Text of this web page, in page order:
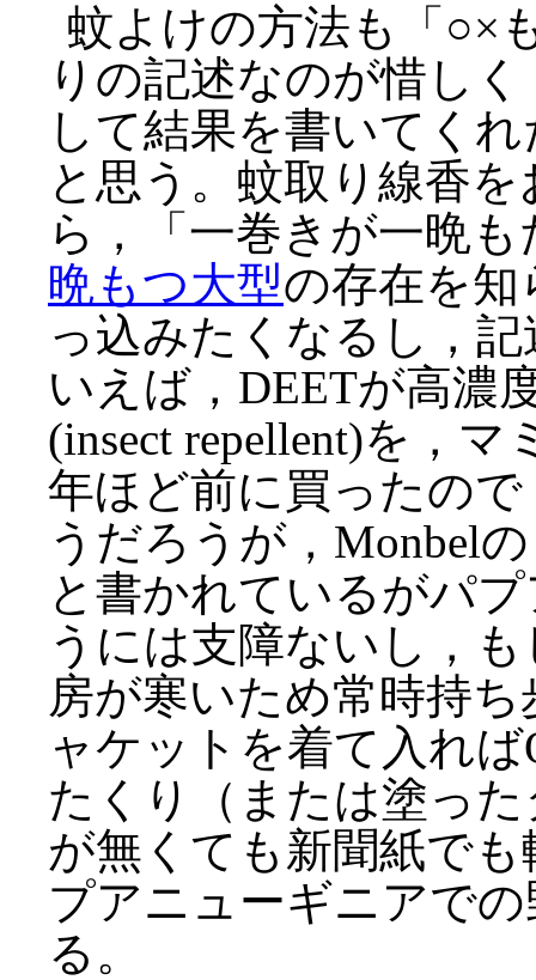
蚊よけの方法も「○×
りの記述なのが惜し
して結果を書いてく
と思う。蚊取り線香
ら，「一巻きが一晩
晩もつ大型の存在を
っ込みたくなるし，
いえば，DEETが高濃
(insect repellent)を，
年ほど前に買ったの
うだろうが，Monbel
と書かれているがパ
うには支障ないし，
房が寒いため常時持
ャケットを着て入れ
たくり（または塗っ
が無くても新聞紙で
プアニューギニアで
る。